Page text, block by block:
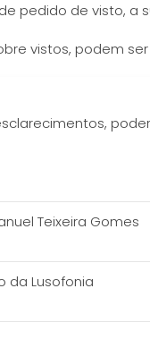
pedido de visto, a
vistos, podem
Teixeira Gomes
da Lusofonia